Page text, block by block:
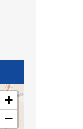
+
−